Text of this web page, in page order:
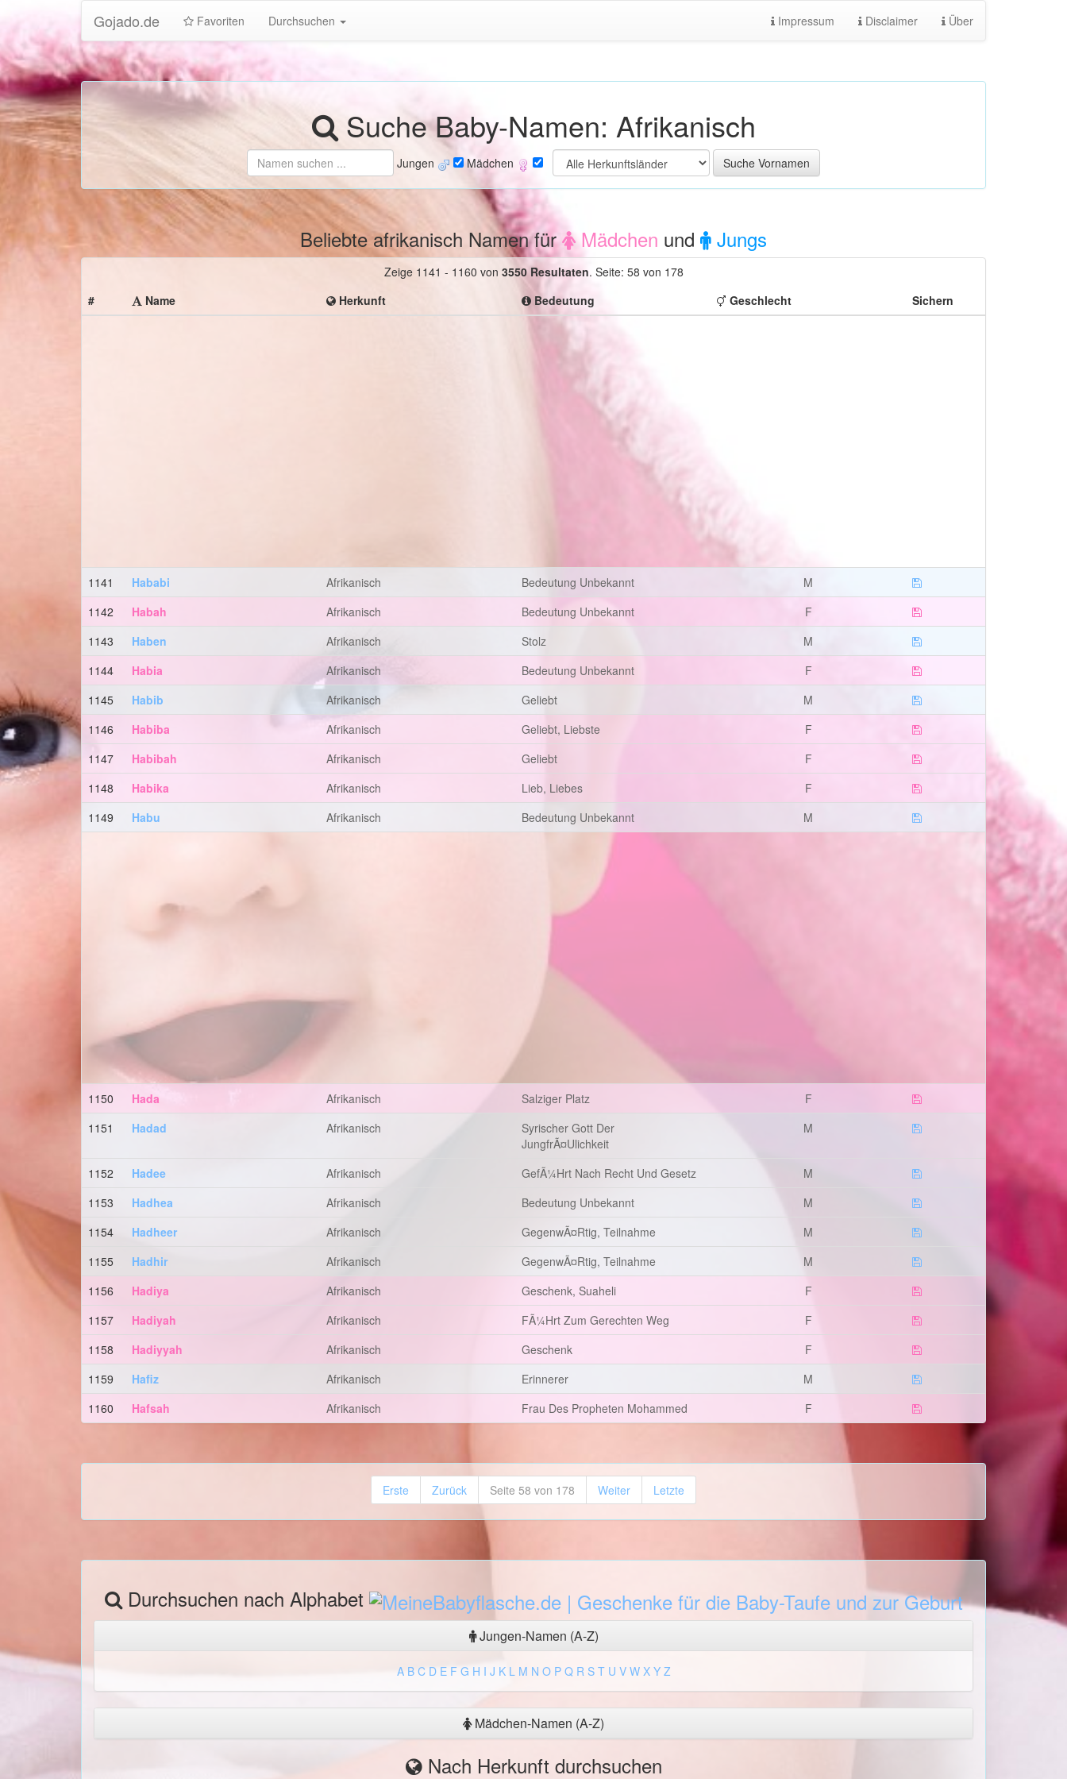
Gojado.de Favoriten Durchsuchen Impressum Disclaimer Über
Suche Baby-Namen: Afrikanisch
Jungen Mädchen
Beliebte afrikanisch Namen für Mädchen und Jungs
Zeige 1141 - 1160 von 3550 Resultaten. Seite: 58 von 178
#
Name Herkunft Bedeutung Geschlecht Sichern
1141 Hababi Afrikanisch Bedeutung Unbekannt
M
1142
Habah Afrikanisch Bedeutung Unbekannt
F
1143
Haben Afrikanisch Stolz
M
1144
Habia Afrikanisch Bedeutung Unbekannt
F
1145
Habib Afrikanisch Geliebt
M
1146
Habiba Afrikanisch Geliebt, Liebste
F
1147
Habibah Afrikanisch Geliebt
F
1148
Habika Afrikanisch Lieb, Liebes
F
1149
Habu Afrikanisch Bedeutung Unbekannt M
1150 Hada Afrikanisch Salziger Platz
F
1151
Hadad Afrikanisch
Syrischer Gott Der
JungfrÃ¤ulichkeit
M
1152 Hadee Afrikanisch GefÃ¼hrt Nach Recht Und Gesetz
M
1153
Hadhea Afrikanisch Bedeutung Unbekannt
M
1154
Hadheer Afrikanisch GegenwÃ¤rtig, Teilnahme
M
1155
Hadhir Afrikanisch GegenwÃ¤rtig, Teilnahme
M
1156
Hadiya Afrikanisch Geschenk, Suaheli
F
1157
Hadiyah Afrikanisch FÃ¼hrt Zum Gerechten Weg
F
1158
Hadiyyah Afrikanisch Geschenk
F
1159
Hafiz Afrikanisch Erinnerer
M
1160
Hafsah Afrikanisch Frau Des Propheten Mohammed F
Erste Zurück Seite 58 von 178 Weiter Letzte
Durchsuchen nach Alphabet
Jungen-Namen (A-Z)
A B C D E F G H I J K L M N O P Q R S T U V W X Y Z
Mädchen-Namen (A-Z)
Nach Herkunft durchsuchen